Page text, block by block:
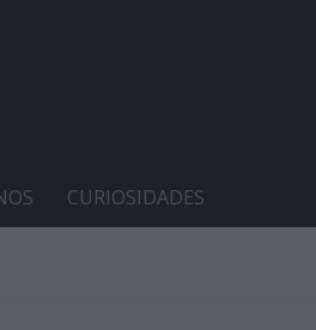
CURIOSIDADES